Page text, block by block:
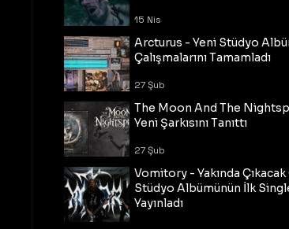
15 Nis
Arcturus - Yeni Stüdyo
Çalışmalarını Tamamladı
27 Şub
The Moon And The
Yeni Şarkısını Tanıttı
27 Şub
Vomitory - Yakında
Stüdyo Albümünün İlk
Yayınladı